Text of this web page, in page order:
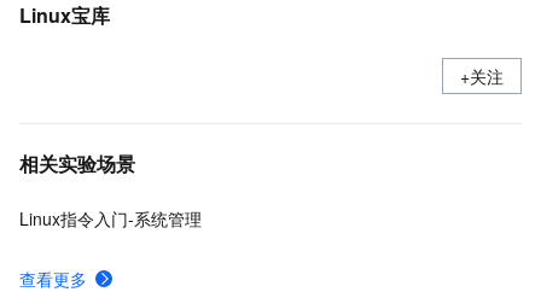
Linux宝库
+关注
相关实验场景
Linux指令入门-系统管理
查看更多